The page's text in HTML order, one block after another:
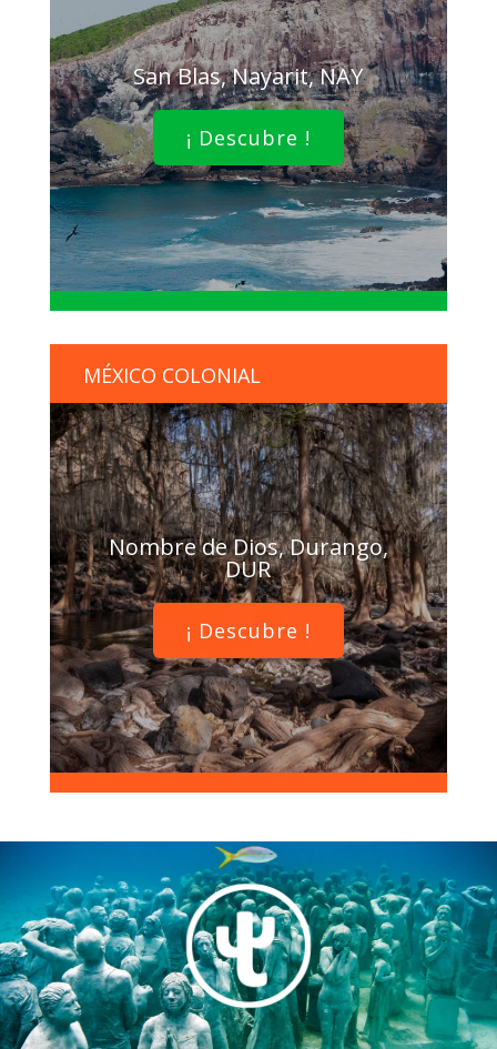
San Blas, Nayarit, NAY
¡ Descubre !
MÉXICO COLONIAL
Nombre de Dios, Durango,
DUR
¡ Descubre !